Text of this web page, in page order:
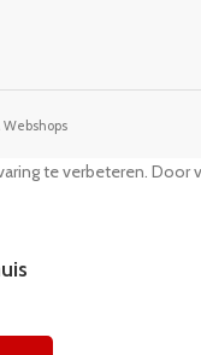
Webshops
te verbeteren.